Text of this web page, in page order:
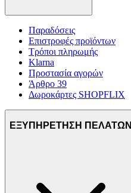
Παραδόσεις
Επιστροφές προϊόντων
Τρόποι πληρωμής
Klarna
Προστασία αγορών
Άρθρο 39
Δωροκάρτες SHOPFLIX
ΕΞΥΠΗΡΕΤΗΣΗ ΠΕΛΑΤΩΝ